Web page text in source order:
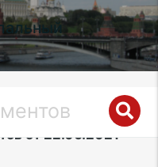
Печатники
от 22.06.2021